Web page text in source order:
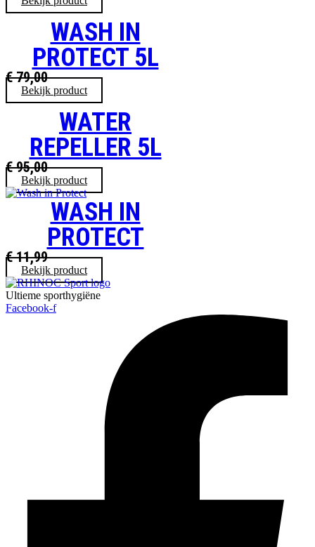
WASH IN
PROTECT 5L
€79,00
Bekijk product
WATER
REPELLER 5L
€95,00
Bekijk product
WASH IN
PROTECT
€11,99
Bekijk product
Ultieme sporthygiëne
Facebook-f